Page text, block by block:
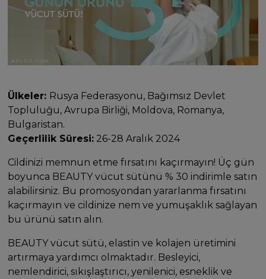
Ülkeler: Rusya Federasyonu, Bağımsız Devlet
Topluluğu, Avrupa Birliği, Moldova, Romanya,
Bulgaristan.
Geçerlilik Süresi: 26-28 Aralık 2024
Cildinizi memnun etme fırsatını kaçırmayın! Üç gün
boyunca BEAUTY vücut sütünü % 30 indirimle satın
alabilirsiniz. Bu promosyondan yararlanma fırsatını
kaçırmayın ve cildinize nem ve yumuşaklık sağlayan
bu ürünü satın alın.
BEAUTY vücut sütü, elastin ve kolajen üretimini
artırmaya yardımcı olmaktadır. Besleyici,
nemlendirici, sıkışlaştırıcı, yenilenici, esneklik ve